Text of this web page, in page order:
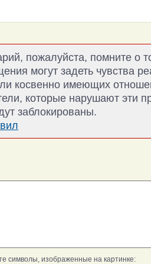
пожалуйста, помните о
могут задеть чувства
косвенно имеющих
которые нарушают эти
заблокированы.
символы, изображенные на картинке: